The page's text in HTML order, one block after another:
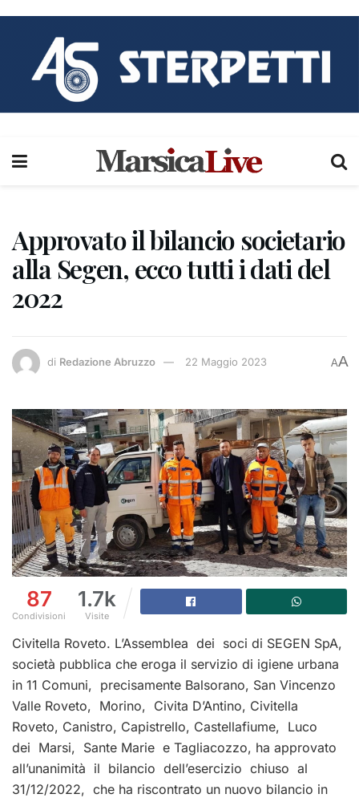
Approvato il bilancio societario
alla Segen, ecco tutti i dati del
2022
di Redazione Abruzzo 22 Maggio 2023 AA
87
Condivisioni
1.7k
Visite
Civitella Roveto. L’Assemblea dei soci di SEGEN SpA,
società pubblica che eroga il servizio di igiene urbana
in 11 Comuni, precisamente Balsorano, San Vincenzo
Valle Roveto, Morino, Civita D’Antino, Civitella
Roveto, Canistro, Capistrello, Castellafiume, Luco
dei Marsi, Sante Marie e Tagliacozzo, ha approvato
all’unanimità il bilancio dell’esercizio chiuso al
31/12/2022, che ha riscontrato un nuovo bilancio in